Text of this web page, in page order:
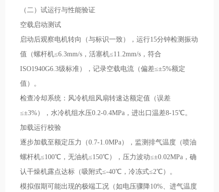
（二）试运行与性能验证
空载启动测试
启动后观察电机转向（与标识一致），运行15分钟检测振动
值（螺杆机≤6.3mm/s，活塞机≤11.2mm/s，符合
ISO1940G6.3级标准），记录空载电流（偏差≤±5%额定
值）。
检查冷却系统：风冷机组风扇转速达额定值（误差
≤±3%），水冷机组水压0.2-0.4MPa，进出口温差8-15℃。
加载运行校验
逐步加载至额定压力（0.7-1.0MPa），监测排气温度（喷油
螺杆机≤100℃，无油机≤150℃），压力波动≤±0.02MPa，确
认干燥机露点达标（吸附式≤-40℃，冷冻式≤2℃）。
模拟假期可能出现的极端工况（如电压骤降10%、进气温度